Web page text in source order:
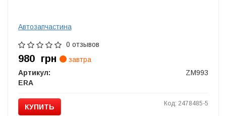
Автозапчастина
0 отзывов
980 грн
завтра
Артикул:
ZM993
ERA
КУПИТЬ Код: 2478485-5